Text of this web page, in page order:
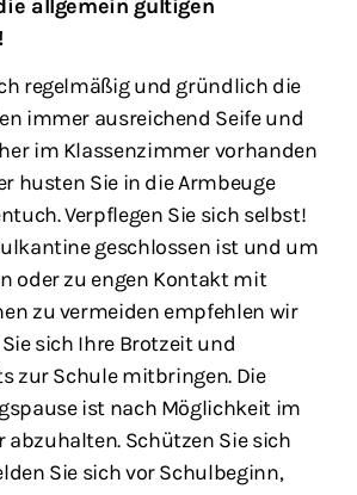
allgemein gültigen
regelmäßig und gründlich die
immer ausreichend Seife und
im Klassenzimmer vorhanden
husten Sie in die Armbeuge
Verpflegen Sie sich selbst!
geschlossen ist und um
oder zu engen Kontakt mit
zu vermeiden empfehlen wir
sich Ihre Brotzeit und
zur Schule mitbringen. Die
ist nach Möglichkeit im
abzuhalten. Schützen Sie sich
Sie sich vor Schulbeginn,